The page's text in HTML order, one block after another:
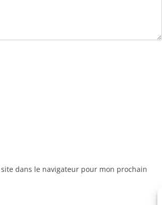
dans le navigateur pour mon prochain